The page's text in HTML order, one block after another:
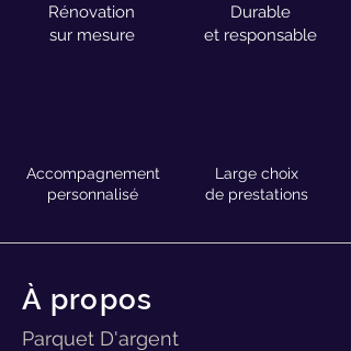
Rénovation
sur mesure
Durable
et responsable
Accompagnement
personnalisé
Large choix
de prestations
À propos
Parquet D'argent